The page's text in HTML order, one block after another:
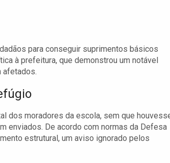
para conseguir suprimentos básicos
à prefeitura, que demonstrou um notável
afetados.
dos moradores da escola, sem que
enviados. De acordo com normas da Defesa
estrutural, um aviso ignorado pelos